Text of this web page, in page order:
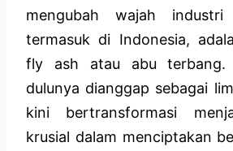
mengubah wajah
termasuk di Indonesia,
fly ash atau abu terbang.
dulunya dianggap sebagai
kini bertransformasi
krusial dalam menciptakan